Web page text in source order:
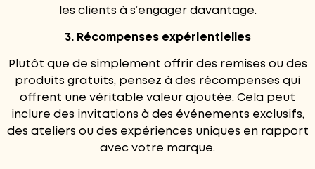
les clients à s’engager davantage.
3. Récompenses expérientielles
Plutôt que de simplement offrir des remises ou des
produits gratuits, pensez à des récompenses qui
offrent une véritable valeur ajoutée. Cela peut
inclure des invitations à des événements exclusifs,
des ateliers ou des expériences uniques en rapport
avec votre marque.